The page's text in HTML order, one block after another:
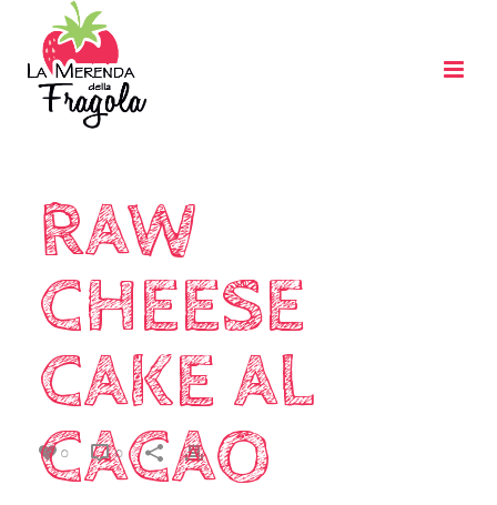
RAW
CHEESE
CAKE AL
CACAO
0 0